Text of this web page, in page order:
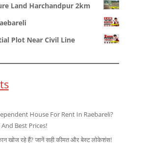
Land Harchandpur 2km
Plot Near Civil Line
House For Rent In Raebareli?
Best Prices!
खोज रहे हैं? जानें सही कीमत और बेस्ट लोकेशंस!